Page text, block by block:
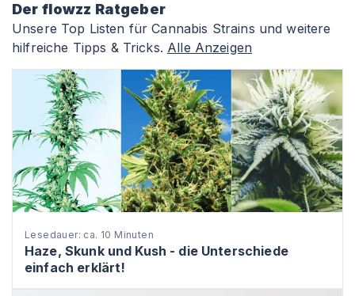
Der flowzz Ratgeber
Unsere Top Listen für Cannabis Strains und weitere
hilfreiche Tipps & Tricks. Alle Anzeigen
Lesedauer: ca. 10 Minuten
Haze, Skunk und Kush - die Unterschiede
einfach erklärt!